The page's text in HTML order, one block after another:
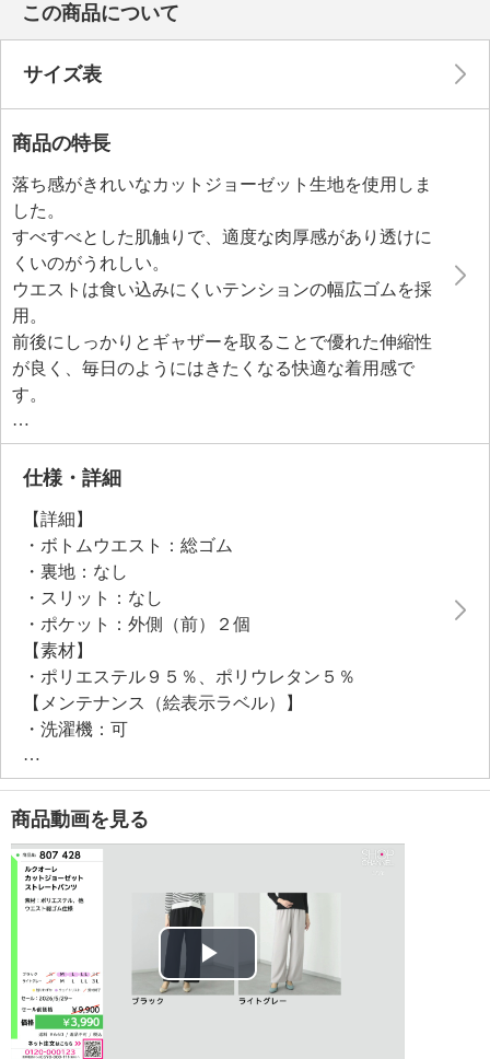
この商品について
サイズ表
商品の特長
落ち感がきれいなカットジョーゼット生地を使用しま
した。
すべすべとした肌触りで、適度な肉厚感があり透けに
くいのがうれしい。
ウエストは食い込みにくいテンションの幅広ゴムを採
用。
前後にしっかりとギャザーを取ることで優れた伸縮性
が良く、毎日のようにはきたくなる快適な着用感で
す。
シルエットはすっきりとしたストレートで、生地が広
がりすぎることなく美しいラインを描きます。
仕様・詳細
【詳細】
・ボトムウエスト：総ゴム
・裏地：なし
・スリット：なし
・ポケット：外側（前）２個
【素材】
・ポリエステル９５％、ポリウレタン５％
【メンテナンス（絵表示ラベル）】
・洗濯機：可
・漂白処理：塩素系・酸素系漂白不可
・タンブル乾燥：不可
・自然乾燥：日陰の吊り干し
・アイロン仕上げ：可（低温）
・ドライクリーニング：石油系ドライクリーニング可
・ウエットクリーニング：可
【メンテナンス（ケアラベル）】
＜ブラック、ライトグレー＞単品洗い
＜ブラック、ライトグレー＞水や汗などによる色落
ち、色移り注意
＜ブラック、ライトグレー＞ネット使用
＜ブラック、ライトグレー＞無蛍光洗剤使用
商品動画を見る
Play